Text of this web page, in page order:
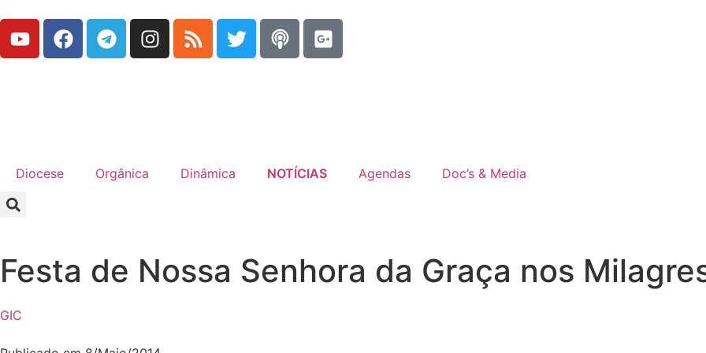
Diocese Orgânica Dinâmica NOTÍCIAS Agendas Doc’s & Media
Festa de Nossa Senhora da Graça nos
GIC